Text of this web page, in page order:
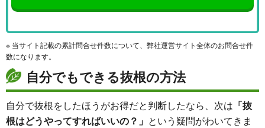
※ 当サイト記載の累計問合せ件数について、弊社運営サイト全体のお問合せ件
数になります。
自分でもできる抜根の方法
自分で抜根をしたほうがお得だと判断したなら、次は 「抜
根はどうやってすればいいの？」 という疑問がわいてきま